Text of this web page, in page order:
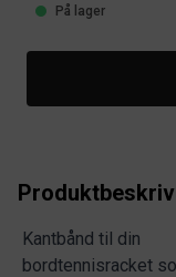
På lager
Kantbånd til din
bordtennisracket